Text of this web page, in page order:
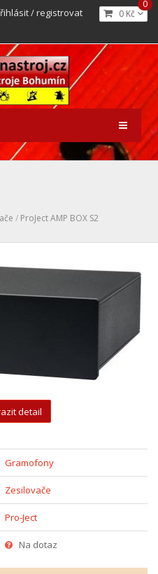
0 Kč
0
/ registrovat
/ ProJect AMP BOX S2
detail
Gramofony
Zesilovače
Pro-Ject
Na dotaz